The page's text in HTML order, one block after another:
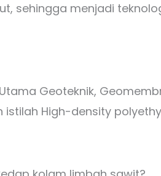
sehingga menjadi
Geoteknik,
High-density